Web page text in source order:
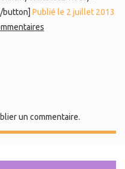
button] Publié le 2 juillet 2013
un commentaire.